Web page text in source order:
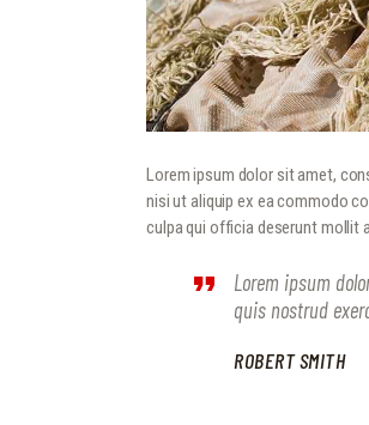
Lorem ipsum dolor sit amet,
nisi ut aliquip ex ea commodo
culpa qui officia deserunt mollit
Lorem ipsum
quis nostrud
ROBERT SMITH